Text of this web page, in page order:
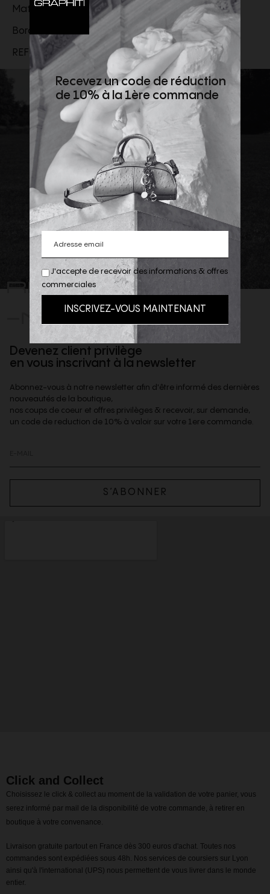
Matière principale : 100 % coton.
Bord-côte du col : 100 % coton.
REF: UTS384.726.136
REJOIGNEZ
-NOUS
Devenez client privilège
en vous inscrivant à la newsletter
Abonnez-vous à notre newsletter afin d'être informé des dernières
nouveautés de la boutique,
nos coups de coeur et offres privilèges & recevoir, sur demande,
un code de reduction de 10% à valoir sur votre 1ere commande.
S’ABONNER
Click and Collect
Choisissez le click & collect au moment de la validation de votre panier, vous
serez informé par mail de la disponibilité de votre commande, à retirer en
boutique à votre convenance.
Livraison gratuite partout en France dès 300 euros d'achat. Toutes nos
commandes sont expédiées sous 48h. Nos services de coursiers sur Lyon
ainsi qu'à l'international (UPS) nous permettent de vous livrer dans le monde
entier.
J'accepte de recevoir des informations & offres
commerciales
Recevez un code de réduction
de 10% à la 1ère commande